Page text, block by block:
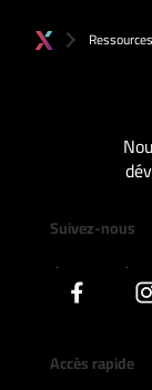
Ressources
Suivez-nous
Accès rapide